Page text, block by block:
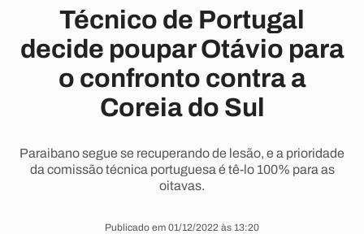
Técnico de Portugal
decide poupar Otávio para
o confronto contra a
Coreia do Sul
Paraibano segue se recuperando de lesão, e a prioridade
da comissão técnica portuguesa é tê-lo 100% para as
oitavas.
Publicado em 01/12/2022 às 13:20